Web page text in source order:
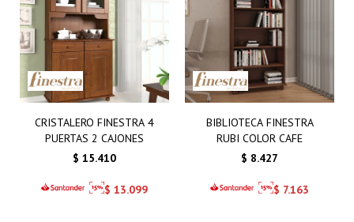
CRISTALERO FINESTRA 4
PUERTAS 2 CAJONES
$ 15.410
$ 13.099
BIBLIOTECA FINESTRA
RUBI COLOR CAFE
$ 8.427
$ 7.163